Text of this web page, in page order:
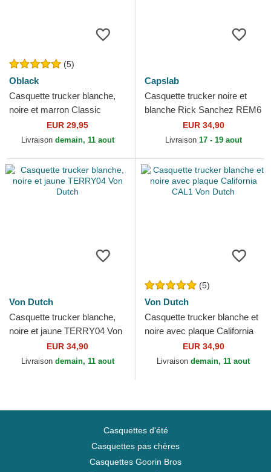
(5)
Oblack
Casquette trucker blanche,
noire et marron Classic
EUR 29,95
Livraison demain, 11 aout
Capslab
Casquette trucker noire et
blanche Rick Sanchez REM6
GLO Rick et Morty Capslab
EUR 34,90
Livraison 17 - 19 aout
Von Dutch
Casquette trucker blanche,
noire et jaune TERRY04 Von
EUR 34,90
Livraison demain, 11 aout
(5)
Von Dutch
Casquette trucker blanche et
noire avec plaque California
CAL1 Von Dutch
EUR 34,90
Livraison demain, 11 aout
Casquettes d'été
Casquettes pas chères
Casquettes Goorin Bros